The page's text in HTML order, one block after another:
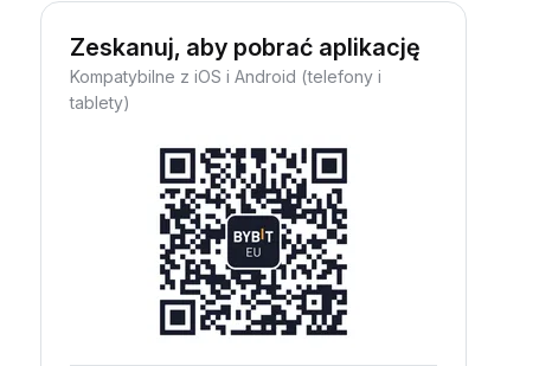
Zeskanuj, aby pobrać aplikację
Kompatybilne z iOS i Android (telefony i
tablety)